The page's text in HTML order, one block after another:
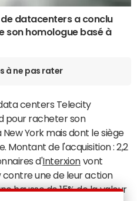
datacenters a conclu
son homologue basé à
à ne pas rater
centers Telecity
pour racheter son
York mais dont le siège
Montant de l'acquisition : 2,2
d'Interxion vont
contre une de leur action
hausse de 15% de la valeur